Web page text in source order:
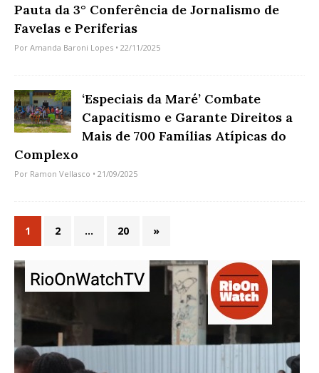
Pauta da 3° Conferência de Jornalismo de
Favelas e Periferias
Por Amanda Baroni Lopes • 22/11/2025
‘Especiais da Maré’ Combate
Capacitismo e Garante Direitos a
Mais de 700 Famílias Atípicas do
Complexo
Por Ramon Vellasco • 21/09/2025
1 2 … 20 »